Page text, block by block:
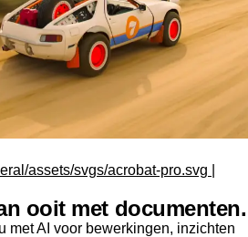
assets/svgs/acrobat-pro.svg |
ooit met documenten.
met AI voor bewerkingen, inzichten